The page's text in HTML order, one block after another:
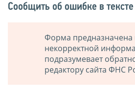
Сообщить об ошибке в тексте
Форма предназначена
некорректной
подразумевает
редактору сайта ФНС